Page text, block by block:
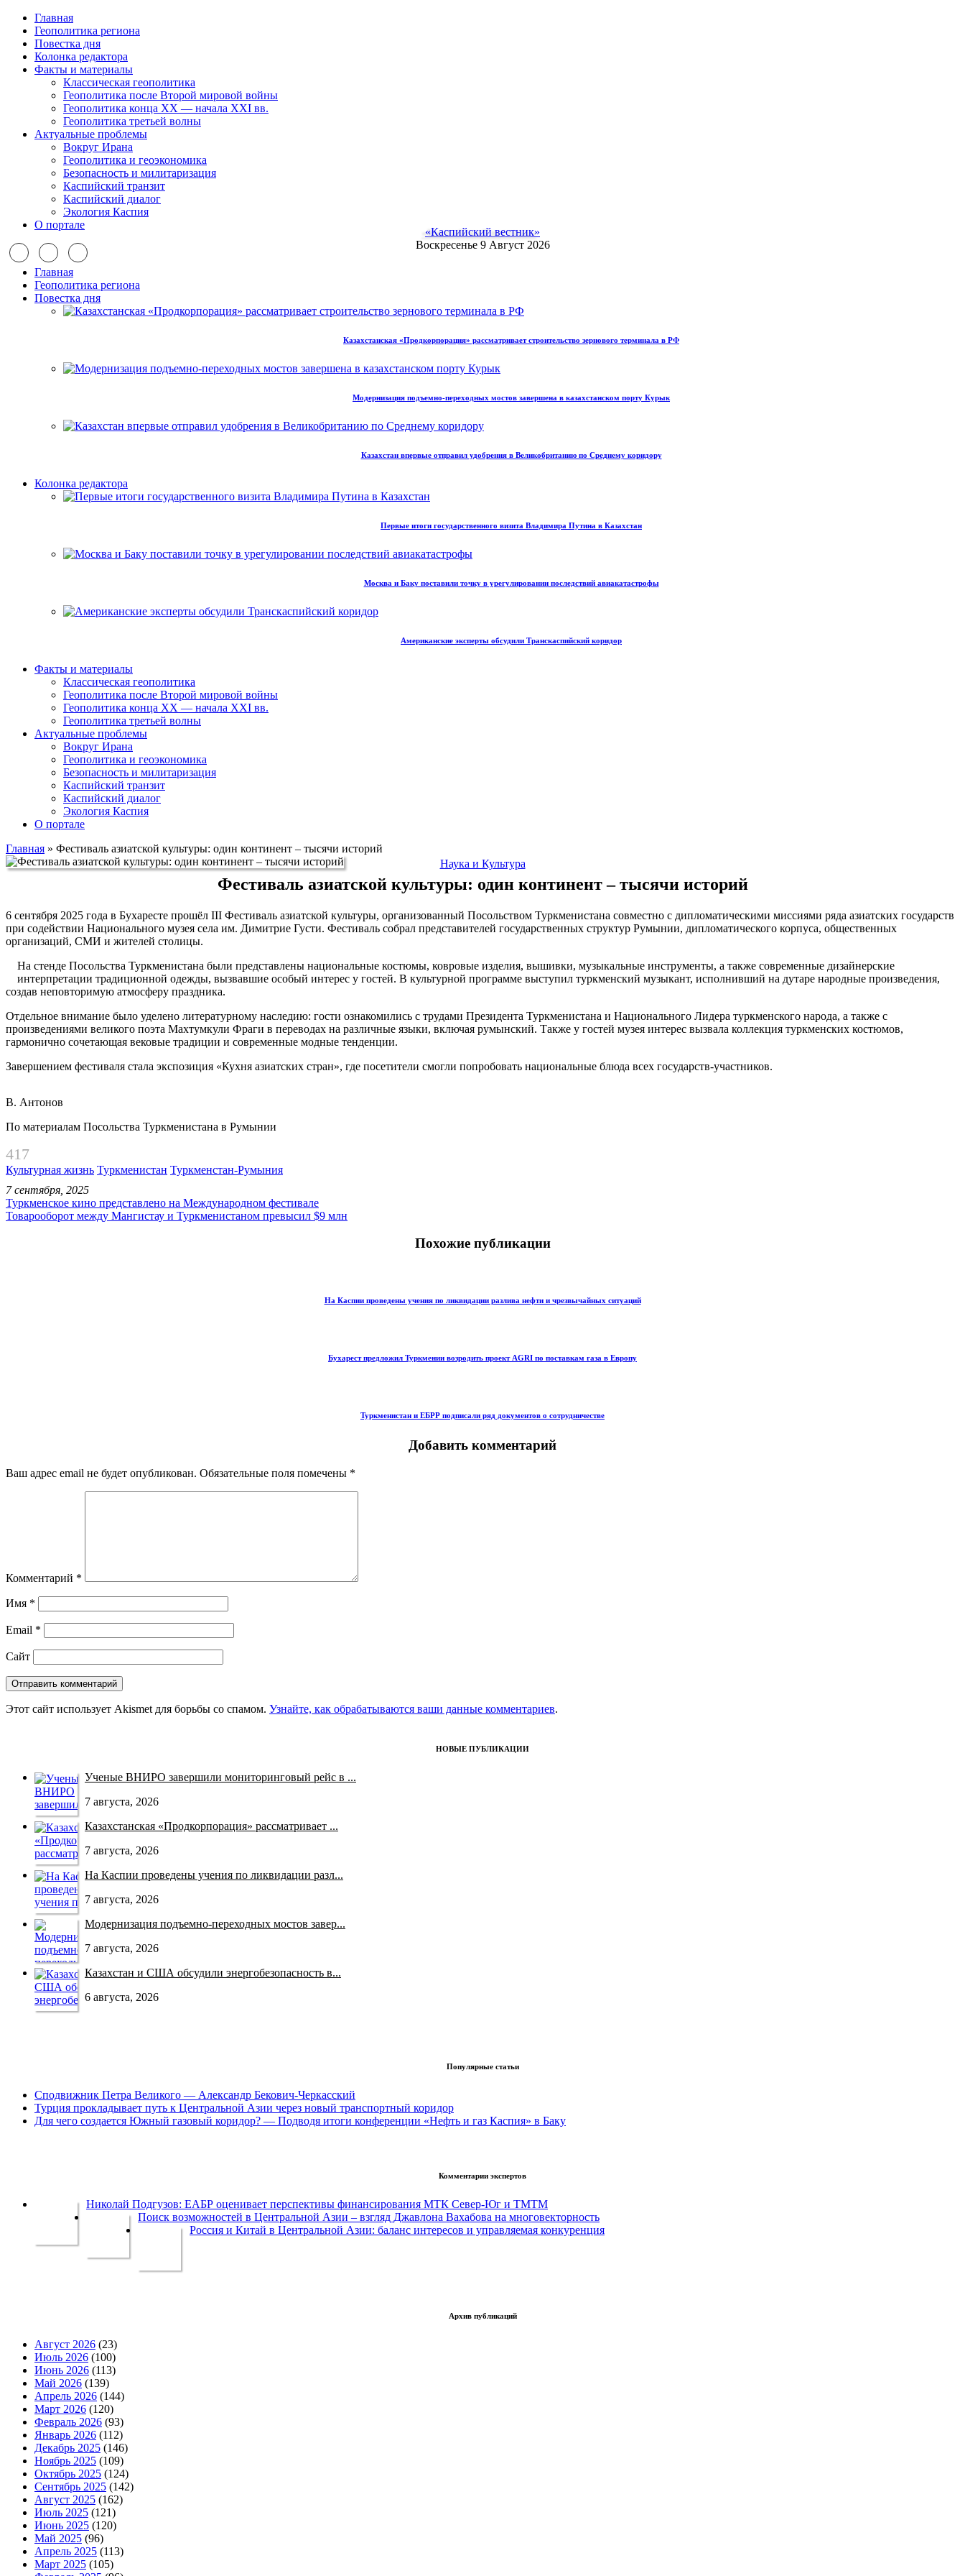
Главная
Геополитика региона
Повестка дня
Колонка редактора
Факты и материалы
Классическая геополитика
Геополитика после Второй мировой войны
Геополитика конца XX — начала XXI вв.
Геополитика третьей волны
Актуальные проблемы
Вокруг Ирана
Геополитика и геоэкономика
Безопасность и милитаризация
Каспийский транзит
Каспийский диалог
Экология Каспия
О портале
«Каспийский вестник»
Воскресенье 9 Август 2026
Главная
Геополитика региона
Повестка дня
Казахстанская «Продкорпорация» рассматривает строительство зернового терминала в РФ
Модернизация подъемно-переходных мостов завершена в казахстанском порту Курык
Казахстан впервые отправил удобрения в Великобританию по Среднему коридору
Колонка редактора
Первые итоги государственного визита Владимира Путина в Казахстан
Москва и Баку поставили точку в урегулировании последствий авиакатастрофы
Американские эксперты обсудили Транскаспийский коридор
Факты и материалы
Классическая геополитика
Геополитика после Второй мировой войны
Геополитика конца XX — начала XXI вв.
Геополитика третьей волны
Актуальные проблемы
Вокруг Ирана
Геополитика и геоэкономика
Безопасность и милитаризация
Каспийский транзит
Каспийский диалог
Экология Каспия
О портале
Главная » Фестиваль азиатской культуры: один континент – тысячи историй
Наука и Культура
Фестиваль азиатской культуры: один континент – тысячи историй
6 сентября 2025 года в Бухаресте прошёл III Фестиваль азиатской культуры, организованный Посольством Туркменистана совместно с дипломатическими миссиями ряда азиатских государств
при содействии Национального музея села им. Димитрие Густи. Фестиваль собрал представителей государственных структур Румынии, дипломатического корпуса, общественных
организаций, СМИ и жителей столицы.
На стенде Посольства Туркменистана были представлены национальные костюмы, ковровые изделия, вышивки, музыкальные инструменты, а также современные дизайнерские
интерпретации традиционной одежды, вызвавшие особый интерес у гостей. В культурной программе выступил туркменский музыкант, исполнивший на дутаре народные произведения,
создав неповторимую атмосферу праздника.
Отдельное внимание было уделено литературному наследию: гости ознакомились с трудами Президента Туркменистана и Национального Лидера туркменского народа, а также с
произведениями великого поэта Махтумкули Фраги в переводах на различные языки, включая румынский. Также у гостей музея интерес вызвала коллекция туркменских костюмов,
гармонично сочетающая вековые традиции и современные модные тенденции.
Завершением фестиваля стала экспозиция «Кухня азиатских стран», где посетители смогли попробовать национальные блюда всех государств-участников.
В. Антонов
По материалам Посольства Туркменистана в Румынии
417
Культурная жизнь Туркменистан Туркменстан-Румыния
7 сентября, 2025
Туркменское кино представлено на Международном фестивале
Товарооборот между Мангистау и Туркменистаном превысил $9 млн
Похожие публикации
На Каспии проведены учения по ликвидации разлива нефти и чрезвычайных ситуаций
Бухарест предложил Туркмении возродить проект AGRI по поставкам газа в Европу
Туркменистан и ЕБРР подписали ряд документов о сотрудничестве
Добавить комментарий
Ваш адрес email не будет опубликован. Обязательные поля помечены *
Комментарий *
Имя *
Email *
Сайт
Этот сайт использует Akismet для борьбы со спамом. Узнайте, как обрабатываются ваши данные комментариев.
НОВЫЕ ПУБЛИКАЦИИ
Ученые ВНИРО завершили мониторинговый рейс в ...
7 августа, 2026
Казахстанская «Продкорпорация» рассматривает ...
7 августа, 2026
На Каспии проведены учения по ликвидации разл...
7 августа, 2026
Модернизация подъемно-переходных мостов завер...
7 августа, 2026
Казахстан и США обсудили энергобезопасность в...
6 августа, 2026
Популярные статьи
Сподвижник Петра Великого — Александр Бекович-Черкасский
Турция прокладывает путь к Центральной Азии через новый транспортный коридор
Для чего создается Южный газовый коридор? — Подводя итоги конференции «Нефть и газ Каспия» в Баку
Комментарии экспертов
Николай Подгузов: ЕАБР оценивает перспективы финансирования МТК Север-Юг и ТМТМ
Поиск возможностей в Центральной Азии – взгляд Джавлона Вахабова на многовекторность
Россия и Китай в Центральной Азии: баланс интересов и управляемая конкуренция
Архив публикаций
Август 2026 (23)
Июль 2026 (100)
Июнь 2026 (113)
Май 2026 (139)
Апрель 2026 (144)
Март 2026 (120)
Февраль 2026 (93)
Январь 2026 (112)
Декабрь 2025 (146)
Ноябрь 2025 (109)
Октябрь 2025 (124)
Сентябрь 2025 (142)
Август 2025 (162)
Июль 2025 (121)
Июнь 2025 (120)
Май 2025 (96)
Апрель 2025 (113)
Март 2025 (105)